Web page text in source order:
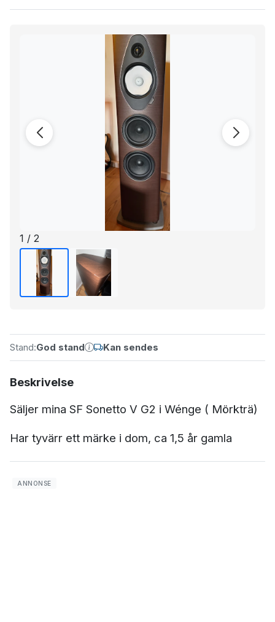
1 / 2
Stand:God stand Kan sendes
Beskrivelse
Säljer mina SF Sonetto V G2 i Wénge ( Mörkträ)
Har tyvärr ett märke i dom, ca 1,5 år gamla